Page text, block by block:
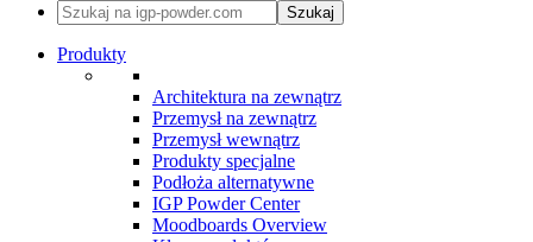
Szukaj
Produkty
Architektura na zewnątrz
Przemysł na zewnątrz
Przemysł wewnątrz
Produkty specjalne
Podłoża alternatywne
IGP Powder Center
Moodboards Overview